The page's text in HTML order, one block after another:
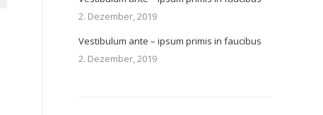
2. Dezember, 2019
Vestibulum ante – ipsum primis in faucibus
2. Dezember, 2019